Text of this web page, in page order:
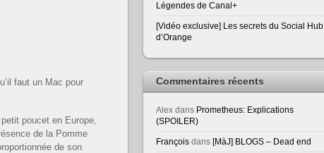
faut un Mac pour
poucet en Europe,
de la Pomme
de son
Légendes de Canal+
[Vidéo exclusive] Les secrets du Social Hub
d’Orange
Commentaires récents
Alex dans Prometheus: Explications
(SPOILER)
François dans [MàJ] BLOGS – Dead end